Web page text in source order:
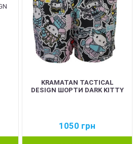
KRAMATAN TACTICAL
DESIGN ШОРТИ DARK KITTY
1050 грн